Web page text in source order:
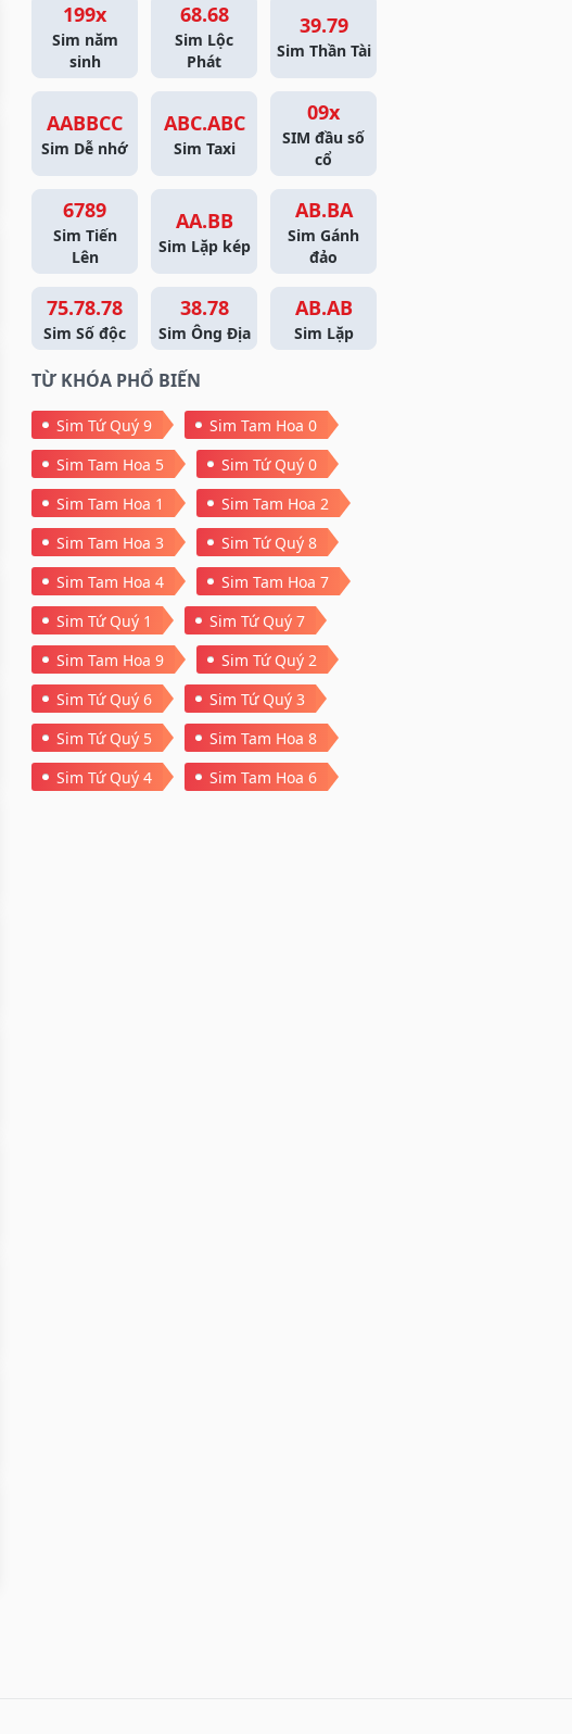
199x
Sim năm
sinh
68.68
Sim Lộc
Phát
39.79
Sim Thần Tài
AABBCC
Sim Dễ nhớ
ABC.ABC
Sim Taxi
09x
SIM đầu số
cổ
6789
Sim Tiến
Lên
AA.BB
Sim Lặp kép
AB.BA
Sim Gánh
đảo
75.78.78
Sim Số độc
38.78
Sim Ông Địa
AB.AB
Sim Lặp
TỪ KHÓA PHỔ BIẾN
Sim Tứ Quý 9
Sim Tam Hoa 0
Sim Tam Hoa 5
Sim Tứ Quý 0
Sim Tam Hoa 1
Sim Tam Hoa 2
Sim Tam Hoa 3
Sim Tứ Quý 8
Sim Tam Hoa 4
Sim Tam Hoa 7
Sim Tứ Quý 1
Sim Tứ Quý 7
Sim Tam Hoa 9
Sim Tứ Quý 2
Sim Tứ Quý 6
Sim Tứ Quý 3
Sim Tứ Quý 5
Sim Tam Hoa 8
Sim Tứ Quý 4
Sim Tam Hoa 6